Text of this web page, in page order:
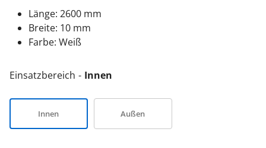
Länge: 2600 mm
Breite: 10 mm
Farbe: Weiß
Einsatzbereich Innen
Innen Außen